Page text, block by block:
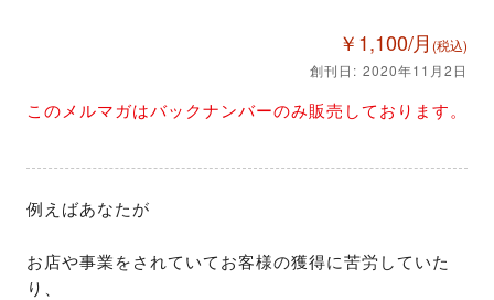
￥1,100/月 (税込)
創刊日: 2020年11月2日
このメルマガはバックナンバーのみ販売しております。
例えばあなたが
お店や事業をされていてお客様の獲得に苦労していた
り、